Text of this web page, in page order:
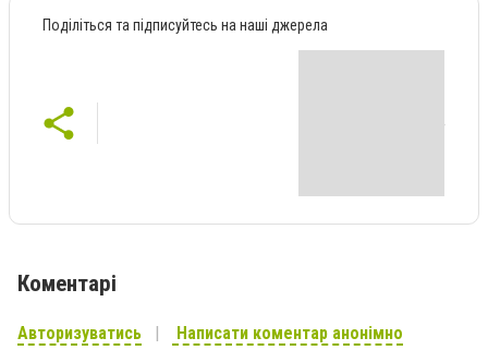
Поділіться та підписуйтесь на наші джерела
Коментарі
Авторизуватись Написати коментар анонімно